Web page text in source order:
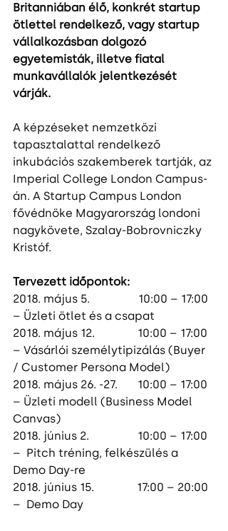
Britanniában élő, konkrét startup
ötlettel rendelkező, vagy startup
vállalkozásban dolgozó
egyetemisták, illetve fiatal
munkavállalók jelentkezését
várják.
A képzéseket nemzetközi
tapasztalattal rendelkező
inkubációs szakemberek tartják, az
Imperial College London Campus-
án. A Startup Campus London
fővédnöke Magyarország londoni
nagykövete, Szalay-Bobrovniczky
Kristóf.
Tervezett időpontok:
2018. május 5.                 10:00 – 17:00
– Üzleti ötlet és a csapat
2018. május 12.               10:00 – 17:00
– Vásárlói személytipizálás (Buyer
/ Customer Persona Model)
2018. május 26. -27.       10:00 – 17:00
– Üzleti modell (Business Model
Canvas)
2018. június 2.                 10:00 – 17:00
–  Pitch tréning, felkészülés a
Demo Day-re
2018. június 15.               17:00 – 20:00
–  Demo Day